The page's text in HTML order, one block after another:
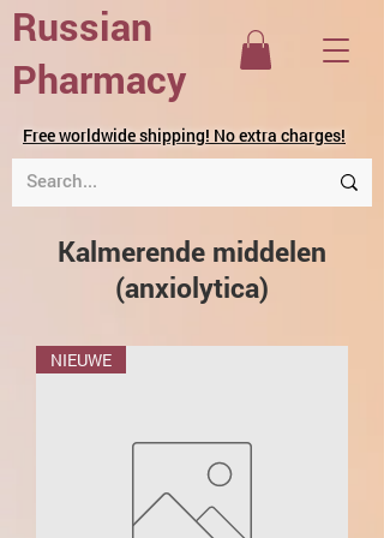
Russian
Pharmacy
Free worldwide shipping! No extra charges!
Kalmerende middelen
(anxiolytica)
NIEUWE